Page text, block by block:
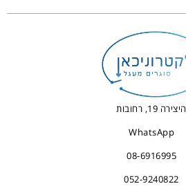
היצירה 19, רחובות
WhatsApp
08-6916995
052-9240822